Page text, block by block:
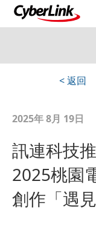
< 返回
2025年 8月 19日
訊連科技
2025桃園
創作「遇